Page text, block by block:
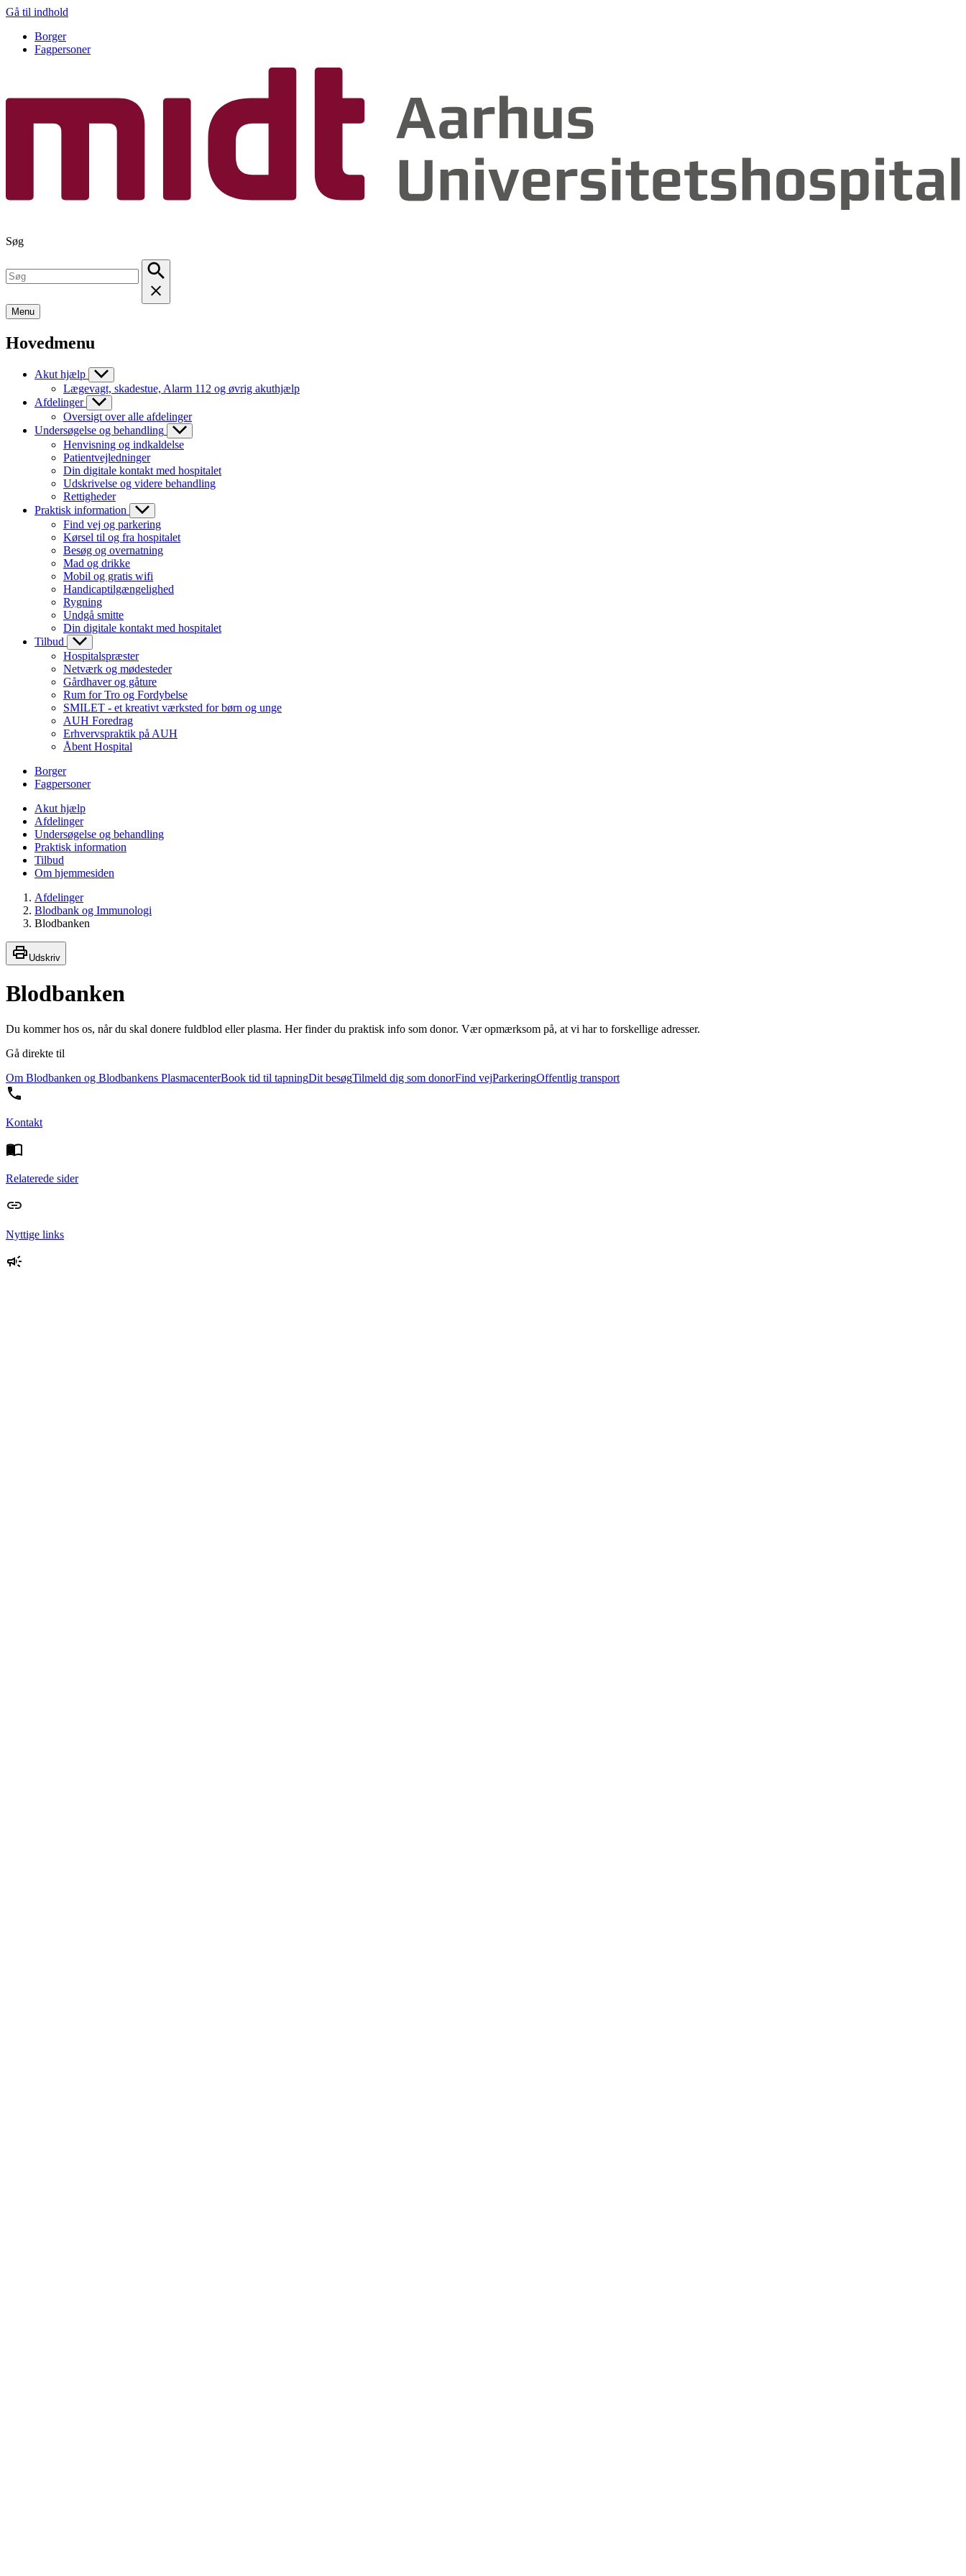
Gå til indhold
Borger
Fagpersoner
Søg
Menu
Hovedmenu
Akut hjælp
Lægevagt, skadestue, Alarm 112 og øvrig akuthjælp
Afdelinger
Oversigt over alle afdelinger
Undersøgelse og behandling
Henvisning og indkaldelse
Patientvejledninger
Din digitale kontakt med hospitalet
Udskrivelse og videre behandling
Rettigheder
Praktisk information
Find vej og parkering
Kørsel til og fra hospitalet
Besøg og overnatning
Mad og drikke
Mobil og gratis wifi
Handicaptilgængelighed
Rygning
Undgå smitte
Din digitale kontakt med hospitalet
Tilbud
Hospitalspræster
Netværk og mødesteder
Gårdhaver og gåture
Rum for Tro og Fordybelse
SMILET - et kreativt værksted for børn og unge
AUH Foredrag
Erhvervspraktik på AUH
Åbent Hospital
Borger
Fagpersoner
Akut hjælp
Afdelinger
Undersøgelse og behandling
Praktisk information
Tilbud
Om hjemmesiden
Afdelinger
Blodbank og Immunologi
Blodbanken
Udskriv
Blodbanken
Du kommer hos os, når du skal donere fuldblod eller plasma. Her finder du praktisk info som donor. Vær opmærksom på, at vi har to forskellige adresser.
Gå direkte til
Om Blodbanken og Blodbankens PlasmacenterBook tid til tapningDit besøgTilmeld dig som donorFind vejParkeringOffentlig transport
Kontakt
Relaterede sider
Nyttige links